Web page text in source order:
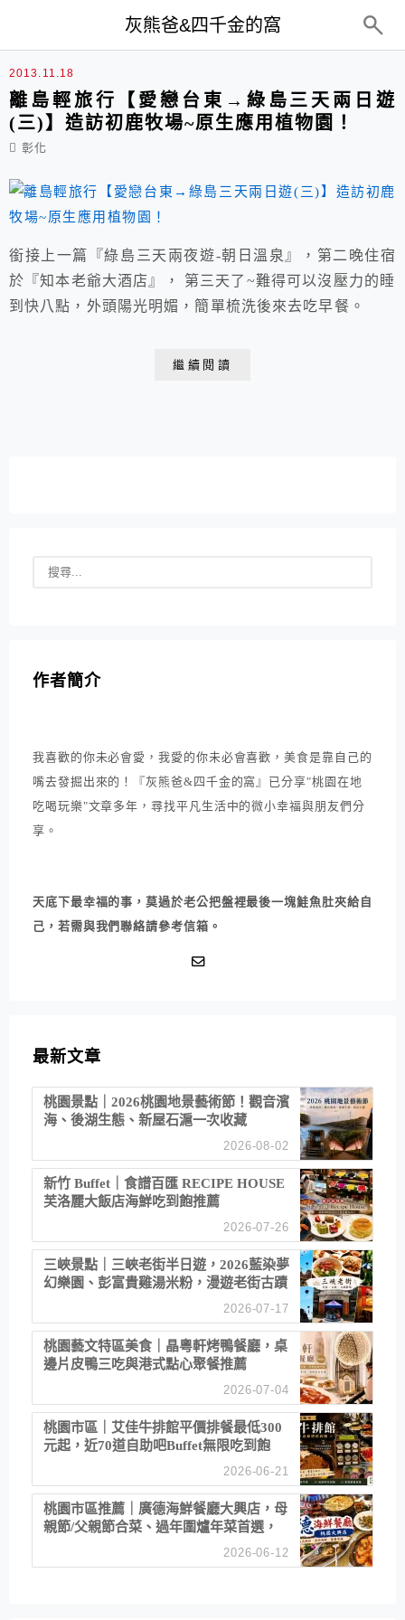
灰熊爸&四千金的窩
台東
2013.11.18
離島輕旅行【愛戀台東→綠島三天兩日遊
(三)】造訪初鹿牧場~原生應用植物園！
彰化
銜接上一篇『綠島三天兩夜遊-朝日溫泉』，第二晚住宿
於『知本老爺大酒店』， 第三天了~難得可以沒壓力的睡
到快八點，外頭陽光明媚，簡單梳洗後來去吃早餐。
繼續閱讀
作者簡介
我喜歡的你未必會愛，我愛的你未必會喜歡，美食是靠自己的
嘴去發掘出來的！『灰熊爸&四千金的窩』已分享"桃園在地
吃喝玩樂"文章多年，尋找平凡生活中的微小幸福與朋友們分
享。
天底下最幸福的事，莫過於老公把盤裡最後一塊鮭魚肚夾給自
己，若需與我們聯絡請參考信箱。
最新文章
桃園景點｜2026桃園地景藝術節！觀音濱
海、後湖生態、新屋石滬一次收藏
2026-08-02
新竹 Buffet｜食譜百匯 RECIPE HOUSE
芙洛麗大飯店海鮮吃到飽推薦
2026-07-26
三峽景點｜三峽老街半日遊，2026藍染夢
幻樂園、彭富貴雞湯米粉，漫遊老街古蹟
2026-07-17
桃園藝文特區美食｜晶粵軒烤鴨餐廳，桌
邊片皮鴨三吃與港式點心聚餐推薦
2026-07-04
桃園市區｜艾佳牛排館平價排餐最低300
元起，近70道自助吧Buffet無限吃到飽
2026-06-21
桃園市區推薦｜廣德海鮮餐廳大興店，母
親節/父親節合菜、過年圍爐年菜首選，
2026-06-12